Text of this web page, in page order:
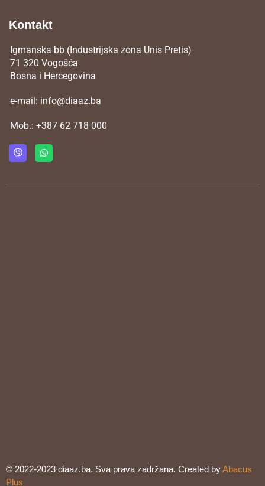
Kontakt
Igmanska bb (Industrijska zona Unis Pretis)
71 320 Vogošća
Bosna i Hercegovina
e-mail: info@diaaz.ba
Mob.: +387 62 718 000
© 2022-2023 diaaz.ba. Sva prava zadržana. Created byAbacus
Plus